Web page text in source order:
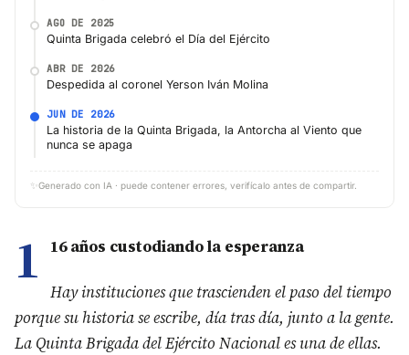
AGO DE 2025
Quinta Brigada celebró el Día del Ejército
ABR DE 2026
Despedida al coronel Yerson Iván Molina
JUN DE 2026
La historia de la Quinta Brigada, la Antorcha al Viento que
nunca se apaga
✨ Generado con IA · puede contener errores, verifícalo antes de compartir.
1 16 años custodiando la esperanza
Hay instituciones que trascienden el paso del tiempo
porque su historia se escribe, día tras día, junto a la gente.
La Quinta Brigada del Ejército Nacional es una de ellas.